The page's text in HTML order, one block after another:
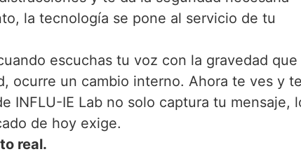
la tecnología se pone al servicio de tu
escuchas tu voz con la gravedad que
ocurre un cambio interno. Ahora te ves y te
INFLU-IE Lab no solo captura tu mensaje,
de hoy exige.
real.